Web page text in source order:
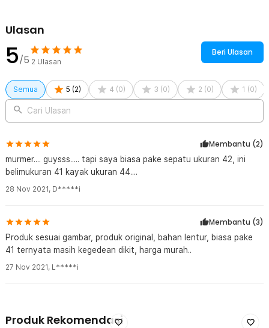
Ulasan
5/5 2 Ulasan
Beri Ulasan
Semua 5 (2) 4 (0) 3 (0) 2 (0) 1 (0)
Cari Ulasan
Membantu (2)
murmer.... guysss..... tapi saya biasa pake sepatu ukuran 42, ini
belimukuran 41 kayak ukuran 44....
28 Nov 2021, D*****i
Membantu (3)
Produk sesuai gambar, produk original, bahan lentur, biasa pake
41 ternyata masih kegedean dikit, harga murah..
27 Nov 2021, L*****i
Produk Rekomendasi